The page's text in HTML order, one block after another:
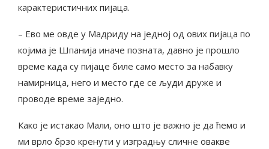
карактеристичних пијаца.
– Ево ме овде у Мадриду на једној од ових пијаца по
којима је Шпанија иначе позната, давно је прошло
време када су пијаце биле само место за набавку
намирница, него и место где се људи друже и
проводе време заједно.
Како је истакао Мали, оно што је важно је да ћемо и
ми врло брзо кренути у изградњу сличне овакве